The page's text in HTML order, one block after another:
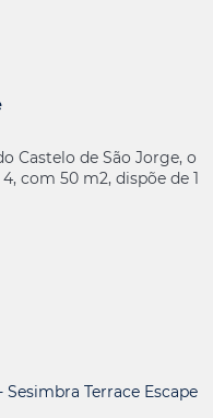
Castelo de São Jorge, o
com 50 m2, dispõe de 1